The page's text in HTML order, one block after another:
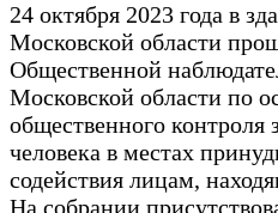
24 октября 2023 года в
Московской области
Общественной
Московской области по
общественного контроля
человека в местах
содействия лицам,
На собрании